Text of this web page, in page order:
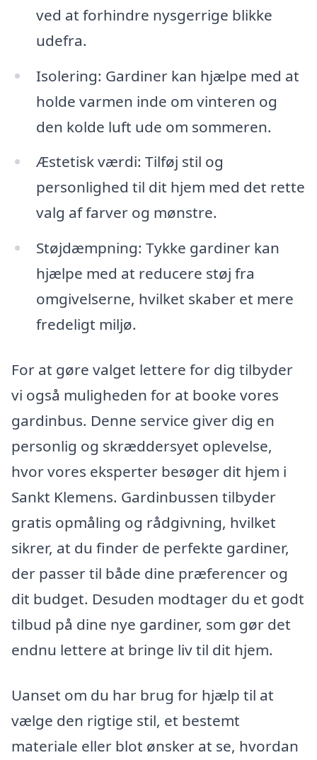
ved at forhindre nysgerrige blikke
udefra.
Isolering: Gardiner kan hjælpe med at
holde varmen inde om vinteren og
den kolde luft ude om sommeren.
Æstetisk værdi: Tilføj stil og
personlighed til dit hjem med det rette
valg af farver og mønstre.
Støjdæmpning: Tykke gardiner kan
hjælpe med at reducere støj fra
omgivelserne, hvilket skaber et mere
fredeligt miljø.
For at gøre valget lettere for dig tilbyder
vi også muligheden for at booke vores
gardinbus. Denne service giver dig en
personlig og skræddersyet oplevelse,
hvor vores eksperter besøger dit hjem i
Sankt Klemens. Gardinbussen tilbyder
gratis opmåling og rådgivning, hvilket
sikrer, at du finder de perfekte gardiner,
der passer til både dine præferencer og
dit budget. Desuden modtager du et godt
tilbud på dine nye gardiner, som gør det
endnu lettere at bringe liv til dit hjem.
Uanset om du har brug for hjælp til at
vælge den rigtige stil, et bestemt
materiale eller blot ønsker at se, hvordan